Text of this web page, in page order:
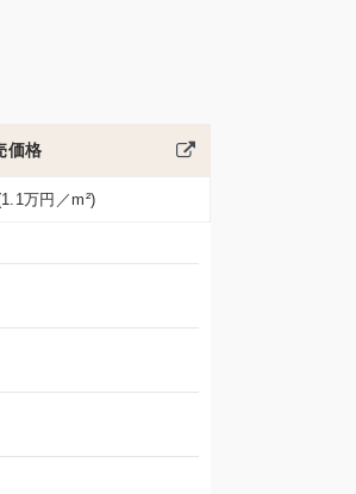
価格
万円／m²)